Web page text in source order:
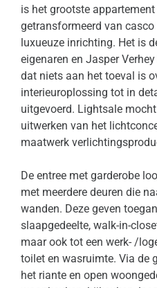
is het grootste
getransformeerd van
luxueuze inrichting. Het is
eigenaren en Jasper
dat niets aan het toeval is
interieuroplossing tot in
uitgevoerd. Lightsale
uitwerken van het
maatwerk
De entree met garderobe
met meerdere deuren die
wanden. Deze geven
slaapgedeelte, walk-in-
maar ook tot een werk- /
toilet en wasruimte. Via de
het riante en open